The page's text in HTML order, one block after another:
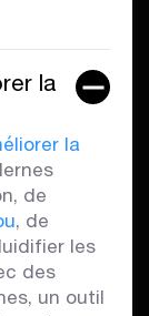
la
la
de
, de
les
des
un outil